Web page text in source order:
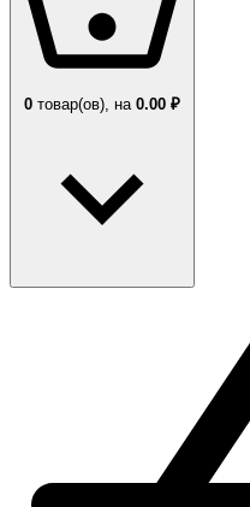
0 товар(ов), на 0.00 ₽